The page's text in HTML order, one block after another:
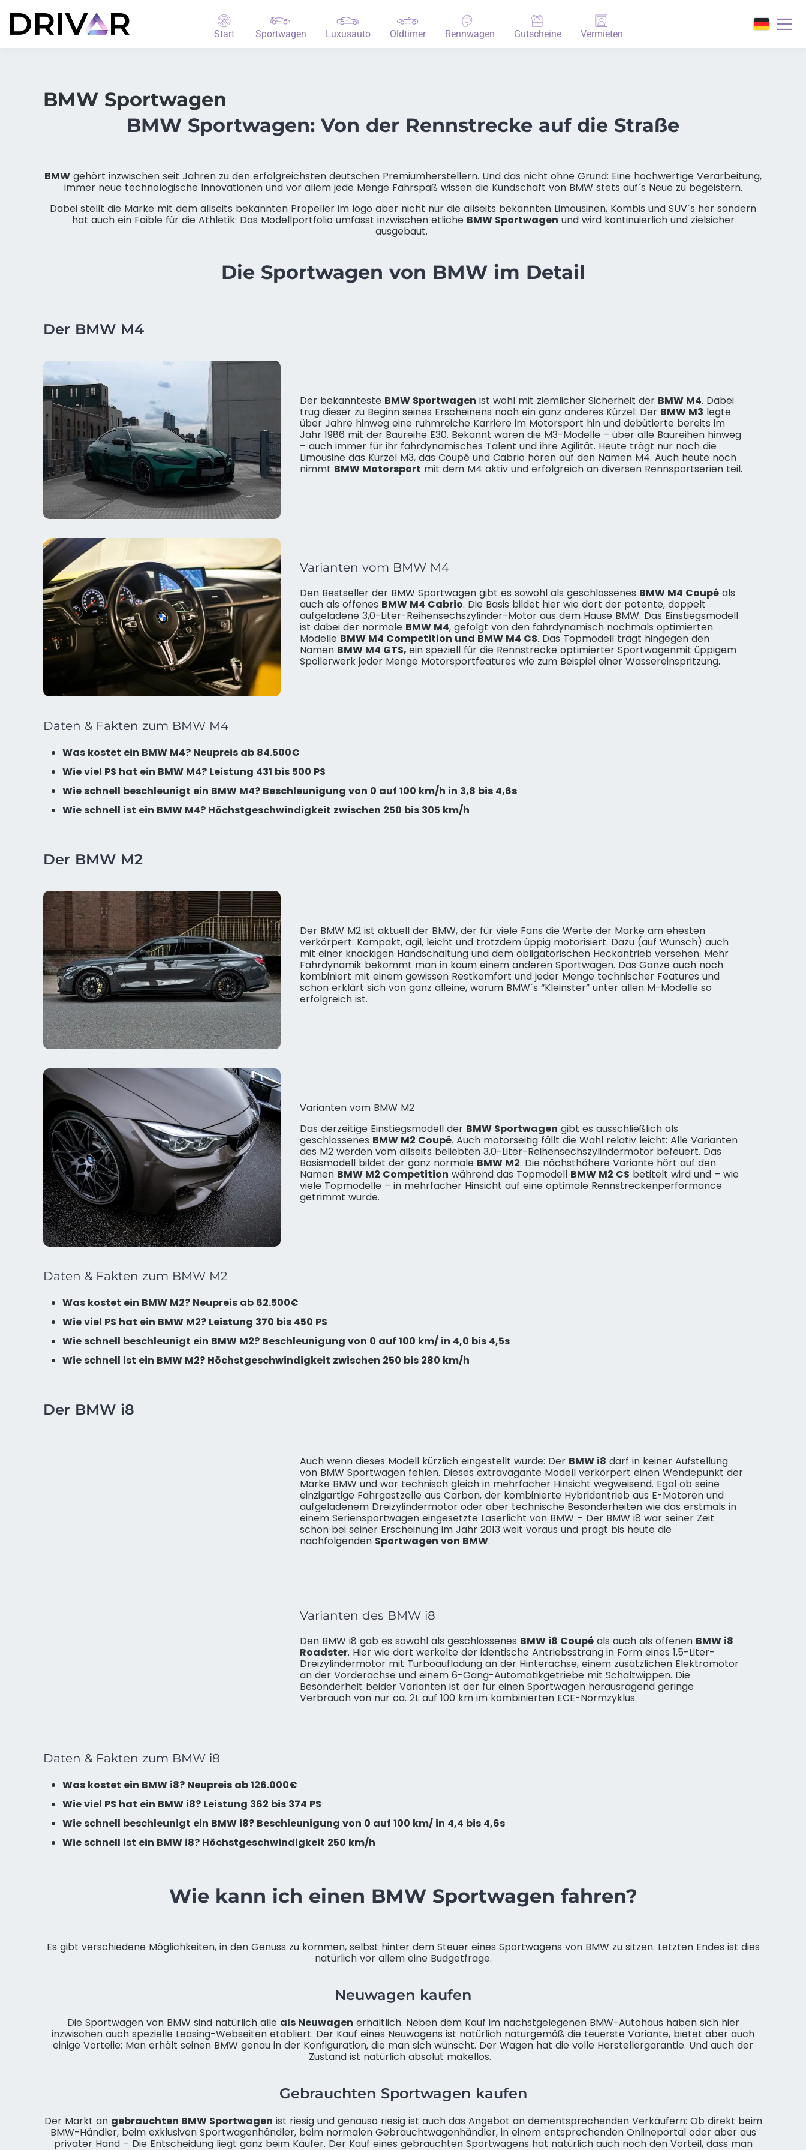
Start Sportwagen Luxusauto Oldtimer Rennwagen Gutscheine Vermieten
BMW Sportwagen
BMW Sportwagen: Von der Rennstrecke auf die Straße
BMW gehört inzwischen seit Jahren zu den erfolgreichsten deutschen Premiumherstellern. Und das nicht ohne Grund: Eine hochwertige Verarbeitung,
immer neue technologische Innovationen und vor allem jede Menge Fahrspaß wissen die Kundschaft von BMW stets auf´s Neue zu begeistern.
Dabei stellt die Marke mit dem allseits bekannten Propeller im logo aber nicht nur die allseits bekannten Limousinen, Kombis und SUV´s her sondern
hat auch ein Faible für die Athletik: Das Modellportfolio umfasst inzwischen etliche BMW Sportwagen und wird kontinuierlich und zielsicher
ausgebaut.
Die Sportwagen von BMW im Detail
Der BMW M4
Der bekannteste BMW Sportwagen ist wohl mit ziemlicher Sicherheit der BMW M4. Dabei
trug dieser zu Beginn seines Erscheinens noch ein ganz anderes Kürzel: Der BMW M3 legte
über Jahre hinweg eine ruhmreiche Karriere im Motorsport hin und debütierte bereits im
Jahr 1986 mit der Baureihe E30. Bekannt waren die M3-Modelle – über alle Baureihen hinweg
– auch immer für ihr fahrdynamisches Talent und ihre Agilität. Heute trägt nur noch die
Limousine das Kürzel M3, das Coupé und Cabrio hören auf den Namen M4. Auch heute noch
nimmt BMW Motorsport mit dem M4 aktiv und erfolgreich an diversen Rennsportserien teil.
Varianten vom BMW M4
Den Bestseller der BMW Sportwagen gibt es sowohl als geschlossenes BMW M4 Coupé als
auch als offenes BMW M4 Cabrio. Die Basis bildet hier wie dort der potente, doppelt
aufgeladene 3,0-Liter-Reihensechszylinder-Motor aus dem Hause BMW. Das Einstiegsmodell
ist dabei der normale BMW M4, gefolgt von den fahrdynamisch nochmals optimierten
Modelle BMW M4 Competition und BMW M4 CS. Das Topmodell trägt hingegen den
Namen BMW M4 GTS, ein speziell für die Rennstrecke optimierter Sportwagenmit üppigem
Spoilerwerk jeder Menge Motorsportfeatures wie zum Beispiel einer Wassereinspritzung.
Daten & Fakten zum BMW M4
Was kostet ein BMW M4? Neupreis ab 84.500€
Wie viel PS hat ein BMW M4? Leistung 431 bis 500 PS
Wie schnell beschleunigt ein BMW M4? Beschleunigung von 0 auf 100 km/h in 3,8 bis 4,6s
Wie schnell ist ein BMW M4? Höchstgeschwindigkeit zwischen 250 bis 305 km/h
Der BMW M2
Der BMW M2 ist aktuell der BMW, der für viele Fans die Werte der Marke am ehesten
verkörpert: Kompakt, agil, leicht und trotzdem üppig motorisiert. Dazu (auf Wunsch) auch
mit einer knackigen Handschaltung und dem obligatorischen Heckantrieb versehen. Mehr
Fahrdynamik bekommt man in kaum einem anderen Sportwagen. Das Ganze auch noch
kombiniert mit einem gewissen Restkomfort und jeder Menge technischer Features und
schon erklärt sich von ganz alleine, warum BMW´s “Kleinster” unter allen M-Modelle so
erfolgreich ist.
Varianten vom BMW M2
Das derzeitige Einstiegsmodell der BMW Sportwagen gibt es ausschließlich als
geschlossenes BMW M2 Coupé. Auch motorseitig fällt die Wahl relativ leicht: Alle Varianten
des M2 werden vom allseits beliebten 3,0-Liter-Reihensechszylindermotor befeuert. Das
Basismodell bildet der ganz normale BMW M2. Die nächsthöhere Variante hört auf den
Namen BMW M2 Competition während das Topmodell BMW M2 CS betitelt wird und – wie
viele Topmodelle – in mehrfacher Hinsicht auf eine optimale Rennstreckenperformance
getrimmt wurde.
Daten & Fakten zum BMW M2
Was kostet ein BMW M2? Neupreis ab 62.500€
Wie viel PS hat ein BMW M2? Leistung 370 bis 450 PS
Wie schnell beschleunigt ein BMW M2? Beschleunigung von 0 auf 100 km/ in 4,0 bis 4,5s
Wie schnell ist ein BMW M2? Höchstgeschwindigkeit zwischen 250 bis 280 km/h
Der BMW i8
Auch wenn dieses Modell kürzlich eingestellt wurde: Der BMW i8 darf in keiner Aufstellung
von BMW Sportwagen fehlen. Dieses extravagante Modell verkörpert einen Wendepunkt der
Marke BMW und war technisch gleich in mehrfacher Hinsicht wegweisend. Egal ob seine
einzigartige Fahrgastzelle aus Carbon, der kombinierte Hybridantrieb aus E-Motoren und
aufgeladenem Dreizylindermotor oder aber technische Besonderheiten wie das erstmals in
einem Seriensportwagen eingesetzte Laserlicht von BMW – Der BMW i8 war seiner Zeit
schon bei seiner Erscheinung im Jahr 2013 weit voraus und prägt bis heute die
nachfolgenden Sportwagen von BMW.
Varianten des BMW i8
Den BMW i8 gab es sowohl als geschlossenes BMW i8 Coupé als auch als offenen BMW i8
Roadster. Hier wie dort werkelte der identische Antriebsstrang in Form eines 1,5-Liter-
Dreizylindermotor mit Turboaufladung an der Hinterachse, einem zusätzlichen Elektromotor
an der Vorderachse und einem 6-Gang-Automatikgetriebe mit Schaltwippen. Die
Besonderheit beider Varianten ist der für einen Sportwagen herausragend geringe
Verbrauch von nur ca. 2L auf 100 km im kombinierten ECE-Normzyklus.
Daten & Fakten zum BMW i8
Was kostet ein BMW i8? Neupreis ab 126.000€
Wie viel PS hat ein BMW i8? Leistung 362 bis 374 PS
Wie schnell beschleunigt ein BMW i8? Beschleunigung von 0 auf 100 km/ in 4,4 bis 4,6s
Wie schnell ist ein BMW i8? Höchstgeschwindigkeit 250 km/h
Wie kann ich einen BMW Sportwagen fahren?
Es gibt verschiedene Möglichkeiten, in den Genuss zu kommen, selbst hinter dem Steuer eines Sportwagens von BMW zu sitzen. Letzten Endes ist dies
natürlich vor allem eine Budgetfrage.
Neuwagen kaufen
Die Sportwagen von BMW sind natürlich alle als Neuwagen erhältlich. Neben dem Kauf im nächstgelegenen BMW-Autohaus haben sich hier
inzwischen auch spezielle Leasing-Webseiten etabliert. Der Kauf eines Neuwagens ist natürlich naturgemäß die teuerste Variante, bietet aber auch
einige Vorteile: Man erhält seinen BMW genau in der Konfiguration, die man sich wünscht. Der Wagen hat die volle Herstellergarantie. Und auch der
Zustand ist natürlich absolut makellos.
Gebrauchten Sportwagen kaufen
Der Markt an gebrauchten BMW Sportwagen ist riesig und genauso riesig ist auch das Angebot an dementsprechenden Verkäufern: Ob direkt beim
BMW-Händler, beim exklusiven Sportwagenhändler, beim normalen Gebrauchtwagenhändler, in einem entsprechenden Onlineportal oder aber aus
privater Hand – Die Entscheidung liegt ganz beim Käufer. Der Kauf eines gebrauchten Sportwagens hat natürlich auch noch den Vorteil, dass man